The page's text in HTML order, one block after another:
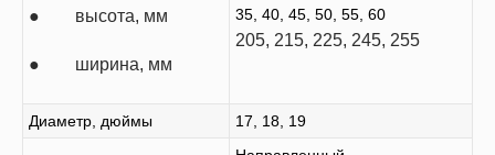
● высота, мм
● ширина, мм
35, 40, 45, 50, 55, 60
205, 215, 225, 245, 255
Диаметр, дюймы 17, 18, 19